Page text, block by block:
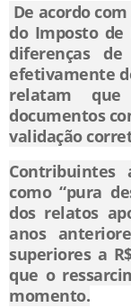
De acordo
do Imposto
diferenças
efetivamente
relatam
documentos
validação
Contribuintes
como “pura
dos relatos
anos
superiores a
que o
momento.